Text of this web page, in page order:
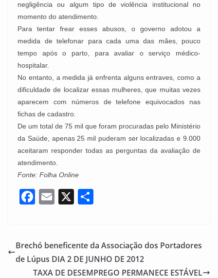
negligência ou algum tipo de violência institucional no
momento do atendimento.
Para tentar frear esses abusos, o governo adotou a
medida de telefonar para cada uma das mães, pouco
tempo após o parto, para avaliar o serviço médico-
hospitalar.
No entanto, a medida já enfrenta alguns entraves, como a
dificuldade de localizar essas mulheres, que muitas vezes
aparecem com números de telefone equivocados nas
fichas de cadastro.
De um total de 75 mil que foram procuradas pelo Ministério
da Saúde, apenas 25 mil puderam ser localizadas e 9.000
aceitaram responder todas as perguntas da avaliação de
atendimento.
Fonte: Folha Online
F
e
b
E
l
X
e
Brechó beneficente da Associação dos Portadores
de Lúpus DIA 2 DE JUNHO DE 2012
TAXA DE DESEMPREGO PERMANECE ESTÁVEL